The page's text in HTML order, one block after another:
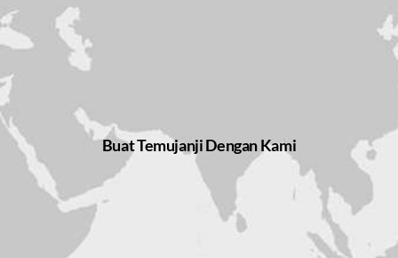
Buat Temujanji Dengan Kami